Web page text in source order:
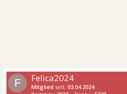
F Felica2024
Mitglied seit:03.04.2024